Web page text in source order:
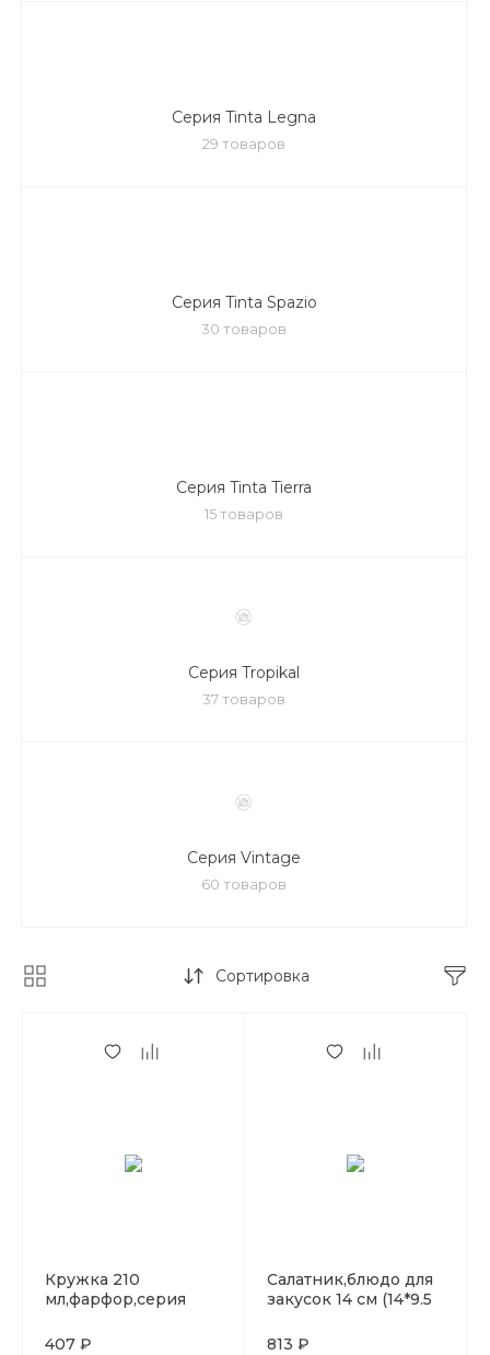
Серия Tinta Legna
29 товаров
Серия Tinta Spazio
30 товаров
Серия Tinta Tierra
15 товаров
Серия Tropikal
37 товаров
Серия Vintage
60 товаров
Сортировка
Кружка 210
мл,фарфор,серия
407 ₽
Салатник,блюдо для
закусок 14 cм (14*9.5
"Oliva", By Bone
813 ₽